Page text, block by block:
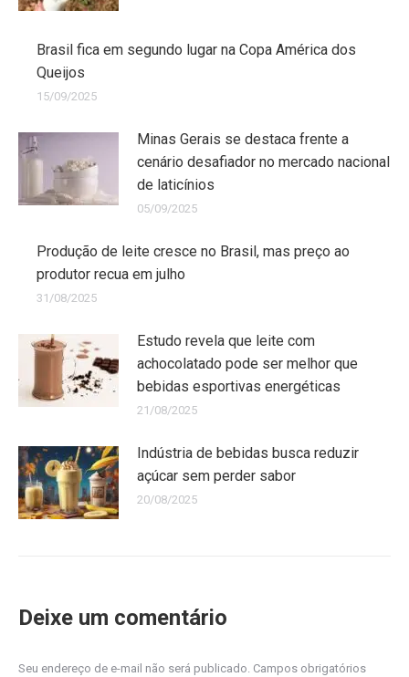
Brasil fica em segundo lugar na Copa América dos
Queijos
15/09/2025
Minas Gerais se destaca frente a
cenário desafiador no mercado nacional
de laticínios
05/09/2025
Produção de leite cresce no Brasil, mas preço ao
produtor recua em julho
31/08/2025
Estudo revela que leite com
achocolatado pode ser melhor que
bebidas esportivas energéticas
21/08/2025
Indústria de bebidas busca reduzir
açúcar sem perder sabor
20/08/2025
Deixe um comentário
Seu endereço de e-mail não será publicado. Campos obrigatórios